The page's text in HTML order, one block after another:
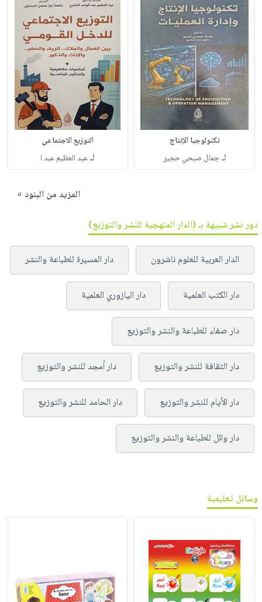
تكنولوجيا الإنتاج
لـجمال صبحي حجير
التوزيع الاجتماعي
لـعبد العظيم عبد ا
المزيد من البنود »
دور نشر شبيهة بـ (الدار المنهجية للنشر والتوزيع)
الدار العربية للعلوم ناشرون دار المسيرة للطباعة والنشر
دار الكتب العلمية دار اليازوري العلمية
دار صفاء للطباعة والنشر والتوزيع
دار الثقافة للنشر والتوزيع دار أمجد للنشر والتوزيع
دار الأيام للنشر والتوزيع دار الحامد للنشر والتوزيع
دار وائل للطباعة والنشر والتوزيع
وسائل تعليمية